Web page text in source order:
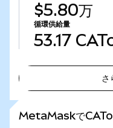
$5.80万
循環供給量
53.17
さ
MetaMaskで